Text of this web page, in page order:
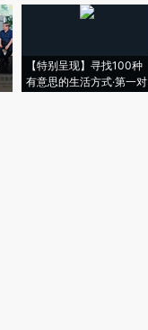
【特别呈现】寻找100种
有意思的生活方式·第一对